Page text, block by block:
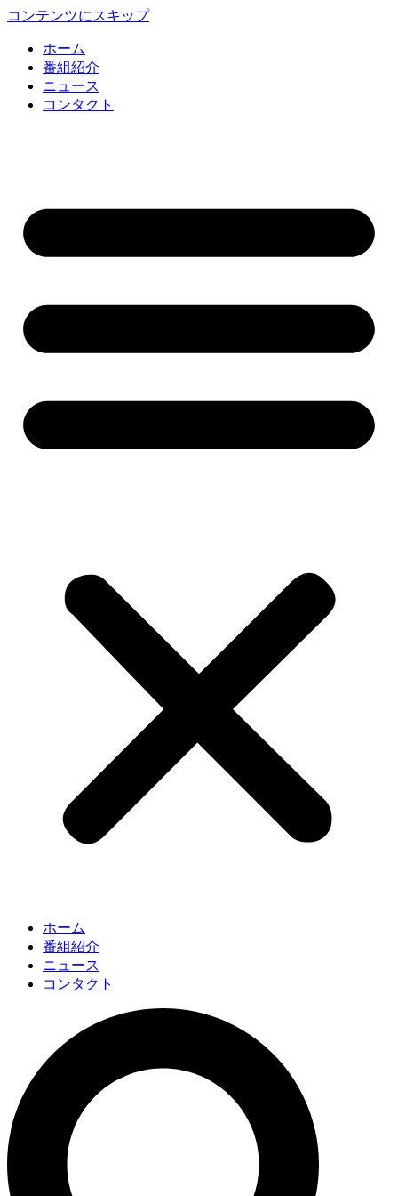
コンテンツにスキップ
ホーム
番組紹介
ニュース
コンタクト
ホーム
番組紹介
ニュース
コンタクト